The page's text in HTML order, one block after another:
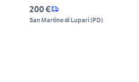
200 €
San Martino di Lupari(PD)